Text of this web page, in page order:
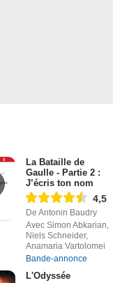
La Bataille de
Gaulle - Partie 2 :
J’écris ton nom
4,5
De Antonin Baudry
Avec Simon Abkarian,
Niels Schneider,
Anamaria Vartolomei
Bande-annonce
L'Odyssée